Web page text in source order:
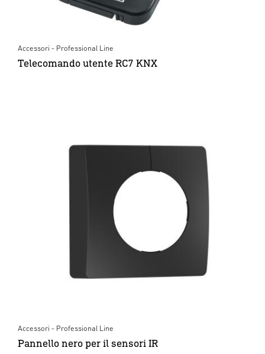
Accessori - Professional Line
Telecomando utente RC7 KNX
Accessori - Professional Line
Pannello nero per il sensori IR